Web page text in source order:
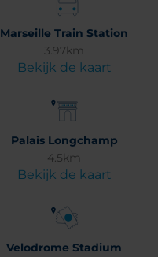
Marseille Train Station
3.97km
Bekijk de kaart
Palais Longchamp
4.5km
Bekijk de kaart
Velodrome Stadium